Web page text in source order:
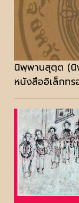
นิพฺพานสุตฺต (นิ
หนังสืออิเล็กท